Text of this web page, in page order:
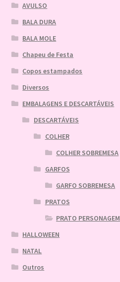
AVULSO
BALA DURA
BALA MOLE
Chapeu de Festa
Copos estampados
Diversos
EMBALAGENS E DESCARTÁVEIS
DESCARTÁVEIS
COLHER
COLHER SOBREMESA
GARFOS
GARFO SOBREMESA
PRATOS
PRATO PERSONAGEM
HALLOWEEN
NATAL
Outros